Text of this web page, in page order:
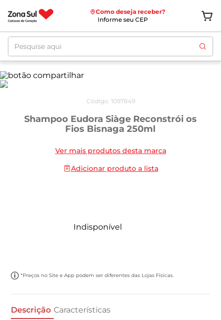
Como deseja receber?
Informe seu CEP
Pesquise aqui
Código: 1097849
Shampoo Eudora Siàge Reconstrói os
Fios Bisnaga 250ml
Ver mais produtos desta marca
Adicionar produto a lista
Indisponível
*Preços no Site e App podem ser diferentes das Lojas Físicas.
Descrição Características